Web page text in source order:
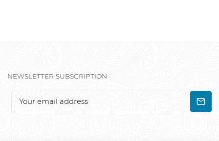
NEWSLETTER SUBSCRIPTION